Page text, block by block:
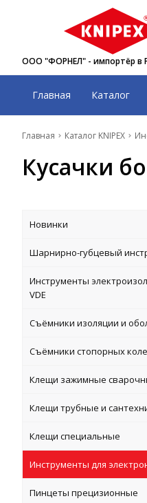
ООО "ФОРНЕЛ" - импортёр в
Главная Каталог
Главная Каталог KNIPEX
Кусачки
Новинки
Шарнирно-губцевый
Инструменты
VDE
Съёмники изоляции и
Съёмники стопорных
Клещи зажимные
Клещи трубные и
Клещи специальные
Инструменты для
Пинцеты прецизионные